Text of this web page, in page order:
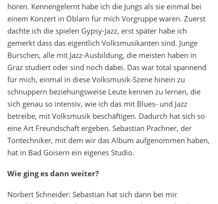
hören. Kennengelernt habe ich die Jungs als sie einmal bei
einem Konzert in Öblarn für mich Vorgruppe waren. Zuerst
dachte ich die spielen Gypsy-Jazz, erst später habe ich
gemerkt dass das eigentlich Volksmusikanten sind. Junge
Burschen, alle mit Jazz-Ausbildung, die meisten haben in
Graz studiert oder sind noch dabei. Das war total spannend
für mich, einmal in diese Volksmusik-Szene hinein zu
schnuppern beziehungsweise Leute kennen zu lernen, die
sich genau so intensiv, wie ich das mit Blues- und Jazz
betreibe, mit Volksmusik beschäftigen. Dadurch hat sich so
eine Art Freundschaft ergeben. Sebastian Prachner, der
Tontechniker, mit dem wir das Album aufgenommen haben,
hat in Bad Goisern ein eigenes Studio.
Wie ging es dann weiter?
Norbert Schneider: Sebastian hat sich dann bei mir